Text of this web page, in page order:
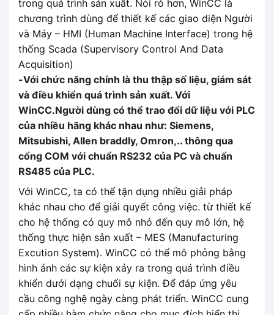
trong quá trình sản xuất. Nói rỏ hơn, WinCC là
chương trình dùng để thiết kế các giao diện Người
và Máy – HMI (Human Machine Interface) trong hệ
thống Scada (Supervisory Control And Data
Acquisition)
-Với chức năng chính là thu thập số liệu, giám sát
và điều khiển quá trình sản xuất. Với
WinCC.Người dùng có thể trao đổi dữ liệu với PLC
của nhiều hãng khác nhau như: Siemens,
Mitsubishi, Allen braddly, Omron,.. thông qua
cổng COM với chuẩn RS232 của PC và chuẩn
RS485 của PLC.
Với WinCC, ta có thể tận dụng nhiều giải pháp
khác nhau cho để giải quyết công việc. từ thiết kế
cho hệ thống có quy mô nhỏ đến quy mô lớn, hệ
thống thực hiện sản xuất – MES (Manufacturing
Excution System). WinCC có thể mô phỏng bằng
hình ảnh các sự kiện xảy ra trong quá trình điều
khiển dưới dạng chuổi sự kiện. Để đáp ứng yêu
cầu công nghệ ngày càng phát triển. WinCC cung